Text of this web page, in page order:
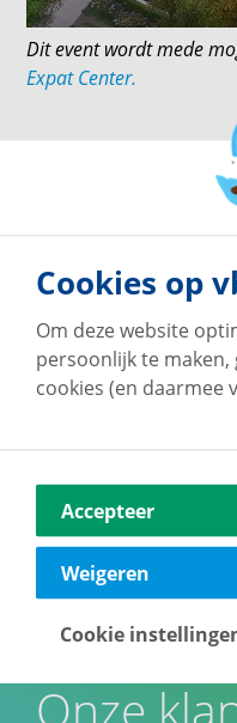
Dit event wordt mede
Expat Center.
terug naar
Onze
Cookies op
Om deze website
persoonlijk te
cookies (en daarmee
Accepteer
Weigeren
Cookie